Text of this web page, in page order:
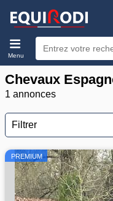
Menu
Chevaux
1 annonces
Filtrer
PREMIUM